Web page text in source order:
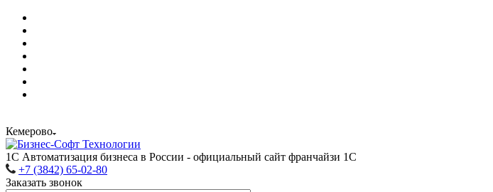
Кемерово
1С Автоматизация бизнеса в России - официальный сайт франчайзи 1С
+7 (3842) 65-02-80
Заказать звонок